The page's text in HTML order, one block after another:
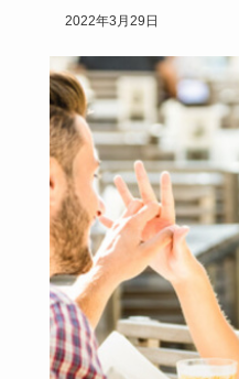
してくれる出会…
2022年3月29日